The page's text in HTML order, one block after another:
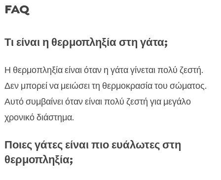
FAQ
Τι είναι η θερμοπληξία στη γάτα;
Η θερμοπληξία είναι όταν η γάτα γίνεται πολύ ζεστή.
Δεν μπορεί να μειώσει τη θερμοκρασία του σώματος.
Αυτό συμβαίνει όταν είναι πολύ ζεστή για μεγάλο
χρονικό διάστημα.
Ποιες γάτες είναι πιο ευάλωτες στη
θερμοπληξία;